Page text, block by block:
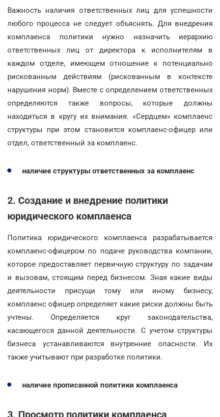
Важность наличия ответственных лиц для успешности
любого процесса не следует объяснять. Для внедрения
комплаенса политики нужно назначить иерархию
ответственных лиц от директора к исполнителям в
каждом отделе, имеющем отношение к потенциально
рискованным действиям (рискованным в контексте
нарушения норм). Вместе с определением ответственных
определяются также вопросы, которые должны
находиться в кругу их внимания. «Сердцем» комплаенс
структуры при этом становится комплаенс-офицер или
отдел, ответственный за комплаенс.
наличие структуры ответственных за комплаенс
2. Создание и внедрение политики
юридического комплаенса
Политика юридического комплаенса разрабатывается
комплаенс-офицером по подаче руководства компании,
которое предоставляет первичную структуру по задачам
и вызовам, стоящим перед бизнесом. Зная какие виды
деятельности присущи тому или иному бизнесу,
комплаенс офицер определяет какие риски должны быть
учтены. Определяется круг законодательства,
касающегося данной деятельности. С учетом структуры
бизнеса устанавливаются внутренние опасности. Их
также учитывают при разработке политики.
наличие прописанной политики комплаенса
3. Просмотр политики комплаенса